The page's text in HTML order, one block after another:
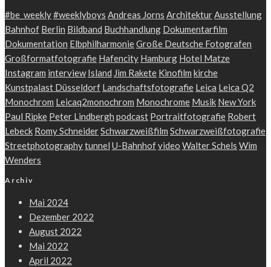
#be_weekly#weeklyboys Andreas Jorns ArchitekturAusstellung
Bahnhof Berlin Bildband Buchhandlung Dokumentarfilm
Dokumentation ElbphilharmonieGroße Deutsche Fotografen
Großformatfotografie Hafencity Hamburg Hotel Matze
Instagram interview Island Jim Rakete Kinofilm kirche
Kunstpalast Düsseldorf Landschaftsfotografie Leica Leica Q2
Monochrom Leicaq2monochrom Monochrome Musik New York
Paul Ripke Peter Lindbergh podcast Portraitfotografie Robert
Lebeck Romy SchneiderSchwarzweißfilm Schwarzweißfotografie
Streetphotographytunnel U-Bahnhofvideo Walter Schels Wim
Wenders
Archiv
Mai 2024
Dezember 2022
August 2022
Mai 2022
April 2022